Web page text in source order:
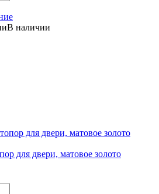
В наличии
для двери, матовое золото